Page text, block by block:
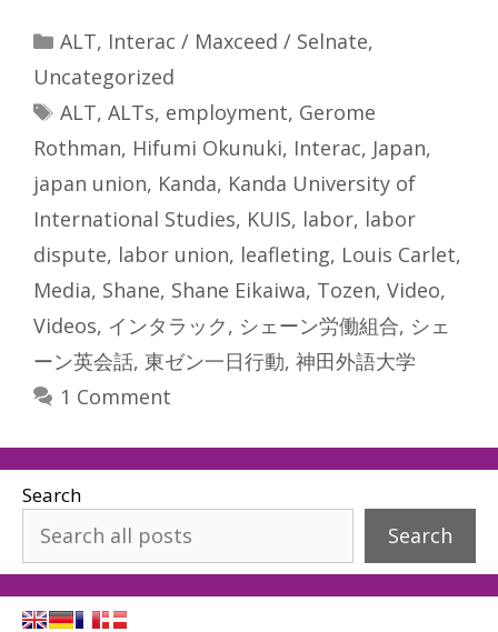
Categories
ALT, Interac / Maxceed / Selnate,
Uncategorized
Tags
ALT, ALTs, employment, Gerome
Rothman, Hifumi Okunuki, Interac, Japan,
japan union, Kanda, Kanda University of
International Studies, KUIS, labor, labor
dispute, labor union, leafleting, Louis Carlet,
Media, Shane, Shane Eikaiwa, Tozen, Video,
Videos, インタラック, シェーン労働組合, シェ
ーン英会話, 東ゼン一日行動, 神田外語大学
1 Comment
Search
Search